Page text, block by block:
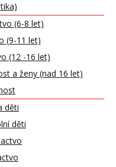
(6-8 let)
(9-11 let)
(12 -16 let)
a ženy (nad 16 let)
děti
děti